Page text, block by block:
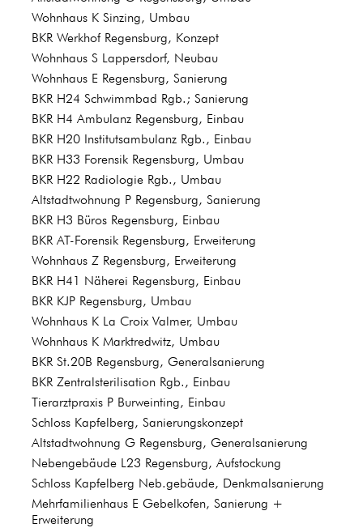
Wohnhaus K Sinzing, Umbau
BKR Werkhof Regensburg, Konzept
Wohnhaus S Lappersdorf, Neubau
Wohnhaus E Regensburg, Sanierung
BKR H24 Schwimmbad Rgb.; Sanierung
BKR H4 Ambulanz Regensburg, Einbau
BKR H20 Institutsambulanz Rgb., Einbau
BKR H33 Forensik Regensburg, Umbau
BKR H22 Radiologie Rgb., Umbau
Altstadtwohnung P Regensburg, Sanierung
BKR H3 Büros Regensburg, Einbau
BKR AT-Forensik Regensburg, Erweiterung
Wohnhaus Z Regensburg, Erweiterung
BKR H41 Näherei Regensburg, Einbau
BKR KJP Regensburg, Umbau
Wohnhaus K La Croix Valmer, Umbau
Wohnhaus K Marktredwitz, Umbau
BKR St.20B Regensburg, Generalsanierung
BKR Zentralsterilisation Rgb., Einbau
Tierarztpraxis P Burweinting, Einbau
Schloss Kapfelberg, Sanierungskonzept
Altstadtwohnung G Regensburg, Generalsanierung
Nebengebäude L23 Regensburg, Aufstockung
Schloss Kapfelberg Neb.gebäude, Denkmalsanierung
Mehrfamilienhaus E Gebelkofen, Sanierung +
Erweiterung